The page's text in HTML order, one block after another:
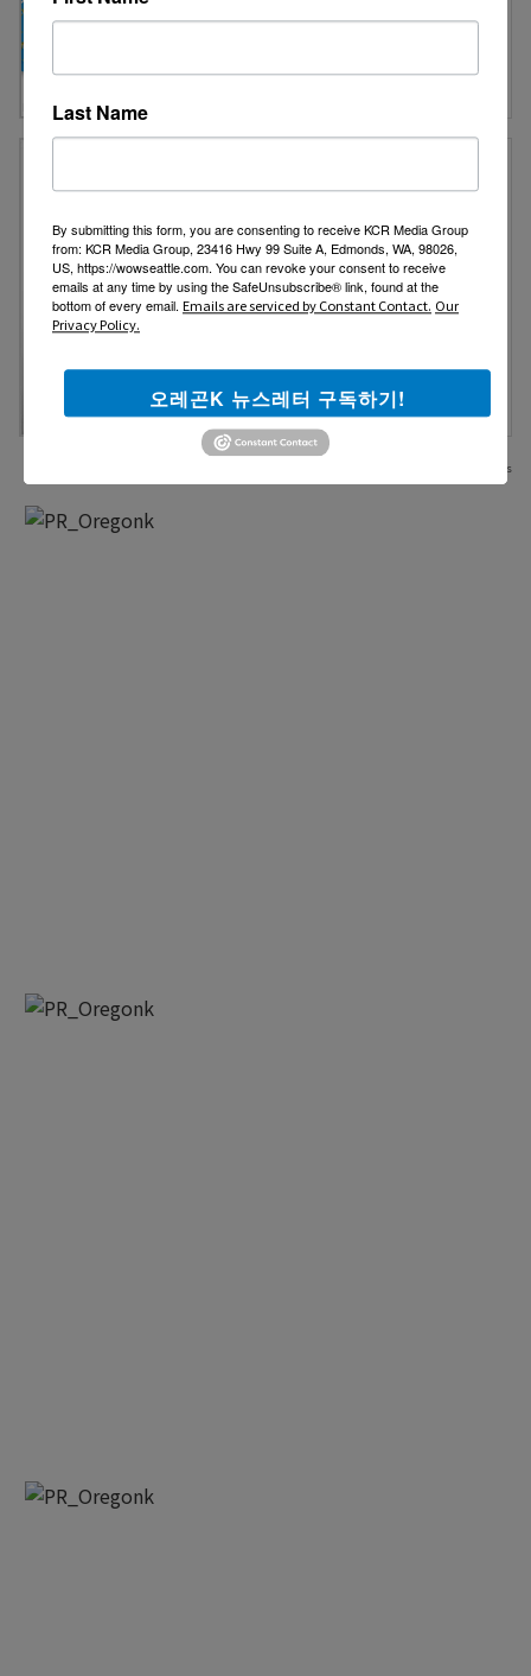
Affiliate Links
Last Name
By submitting this form, you are consenting to receive KCR Media Group
from: KCR Media Group, 23416 Hwy 99 Suite A, Edmonds, WA, 98026,
US, https://wowseattle.com. You can revoke your consent to receive
emails at any time by using the SafeUnsubscribe® link, found at the
bottom of every email. Emails are serviced by Constant Contact. Our
Privacy Policy.
오레곤K 뉴스레터 구독하기!